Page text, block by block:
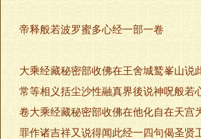
帝释般若波罗蜜多心经一部一卷
大乘经藏秘密部收佛在王舍城鹫峯山
常等相义括尘沙性融真界後说神呪般若
卷大乘经藏秘密部收佛在他化自在天宫
罪作诸吉祥又说得闻此经一四句偈圣贤